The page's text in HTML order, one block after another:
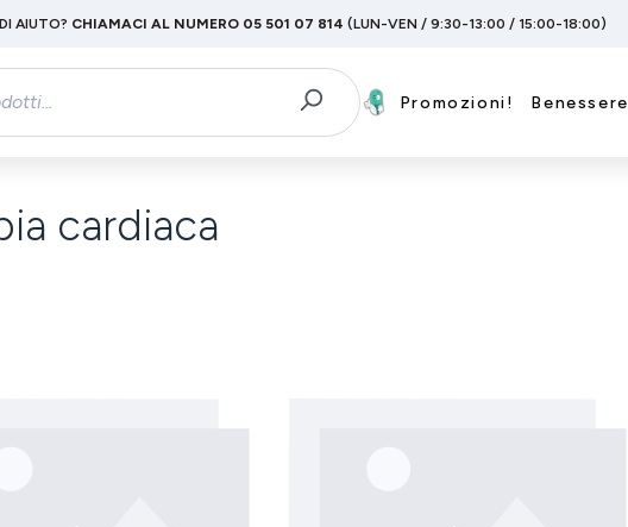
AIUTO? CHIAMACI AL NUMERO 05 501 07 814 (LUN-VEN / 9:30-13:00 / 15:00-18:00)
Promozioni! Benessere
cardiaca